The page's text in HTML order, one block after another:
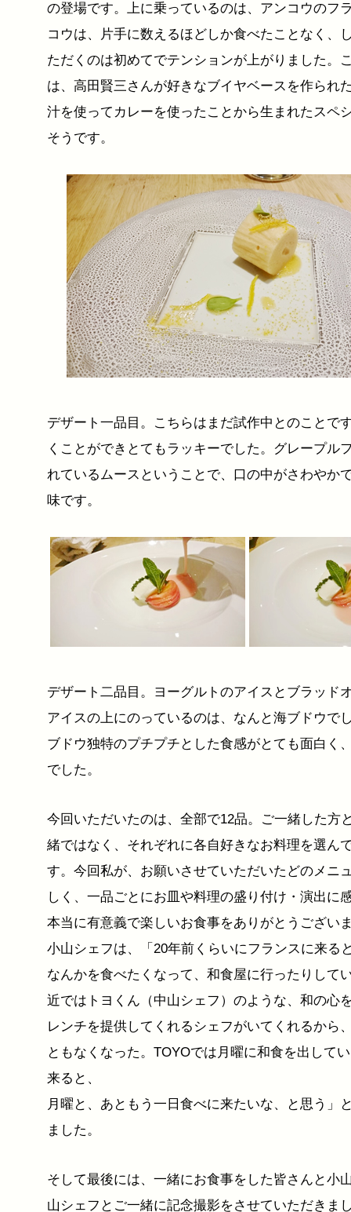
の登場です。上に乗っているのは、アンコウのフ
コウは、片手に数えるほどしか食べたことなく、
ただくのは初めてでテンションが上がりました。
は、高田賢三さんが好きなブイヤベースを作られ
汁を使ってカレーを使ったことから生まれたスペ
そうです。
デザート一品目。こちらはまだ試作中とのことで
くことができとてもラッキーでした。グレープル
れているムースということで、口の中がさわやか
味です。
デザート二品目。ヨーグルトのアイスとブラッド
アイスの上にのっているのは、なんと海ブドウで
ブドウ独特のプチプチとした食感がとても面白く
でした。
今回いただいたのは、全部で12品。ご一緒した方
緒ではなく、それぞれに各自好きなお料理を選ん
す。今回私が、お願いさせていただいたどのメニ
しく、一品ごとにお皿や料理の盛り付け・演出に
本当に有意義で楽しいお食事をありがとうござい
小山シェフは、「20年前くらいにフランスに来る
なんかを食べたくなって、和食屋に行ったりして
近ではトヨくん（中山シェフ）のような、和の心
レンチを提供してくれるシェフがいてくれるから
ともなくなった。TOYOでは月曜に和食を出して
来ると、
月曜と、あともう一日食べに来たいな、と思う」
ました。
そして最後には、一緒にお食事をした皆さんと小
山シェフとご一緒に記念撮影をさせていただきま